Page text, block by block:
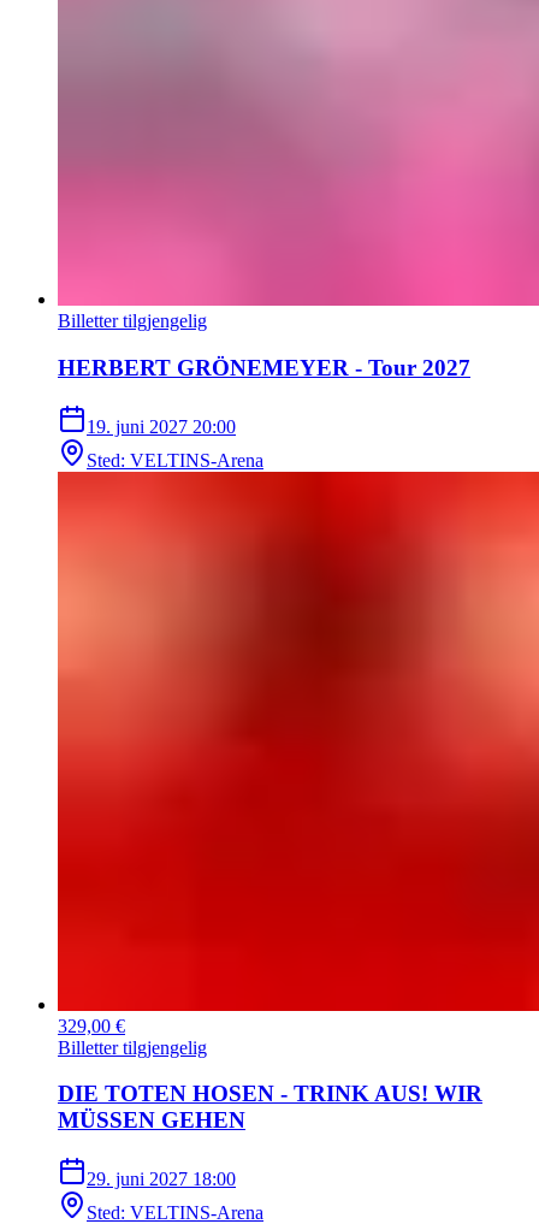
Billetter tilgjengelig
HERBERT GRÖNEMEYER - Tour 2027
19. juni 2027 20:00
Sted: VELTINS-Arena
329,00 €
Billetter tilgjengelig
DIE TOTEN HOSEN - TRINK AUS! WIR
MÜSSEN GEHEN
29. juni 2027 18:00
Sted: VELTINS-Arena